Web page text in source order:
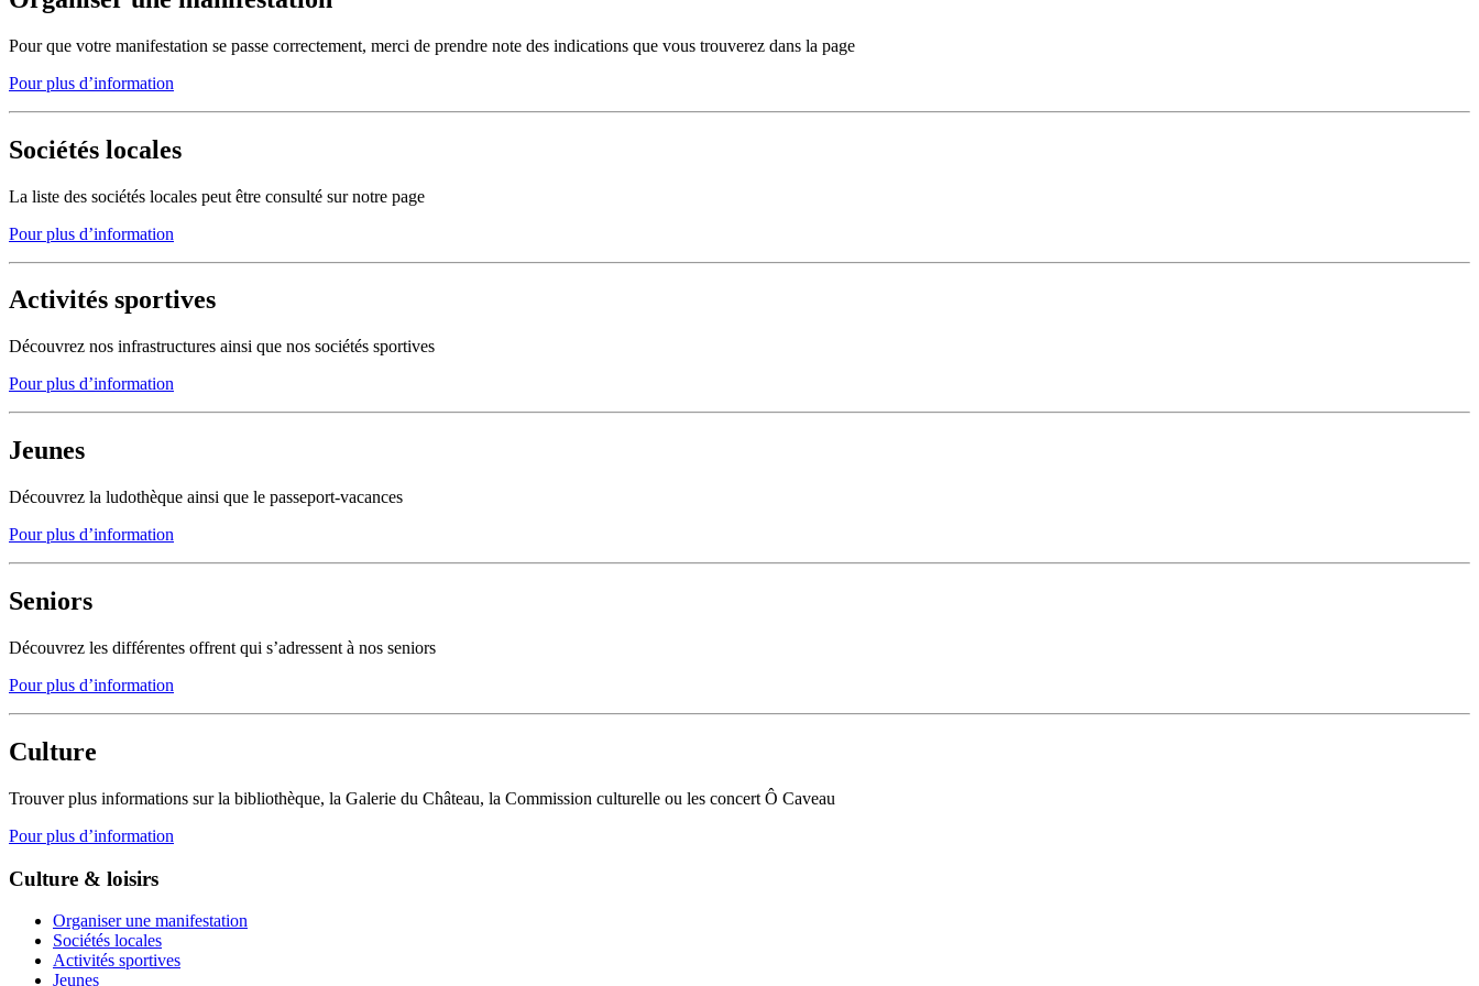
Pour que votre manifestation se passe correctement, merci de prendre note des indications que vous trouverez dans la page
Pour plus d’information
Sociétés locales
La liste des sociétés locales peut être consulté sur notre page
Pour plus d’information
Activités sportives
Découvrez nos infrastructures ainsi que nos sociétés sportives
Pour plus d’information
Jeunes
Découvrez la ludothèque ainsi que le passeport-vacances
Pour plus d’information
Seniors
Découvrez les différentes offrent qui s’adressent à nos seniors
Pour plus d’information
Culture
Trouver plus informations sur la bibliothèque, la Galerie du Château, la Commission culturelle ou les concert Ô Caveau
Pour plus d’information
Culture & loisirs
Organiser une manifestation
Sociétés locales
Activités sportives
Jeunes